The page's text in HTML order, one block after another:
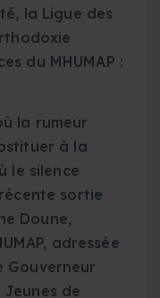
la Ligue des
du MHUMAP :
la rumeur
à la
le silence
sortie
Doune,
adressée
Gouverneur
de